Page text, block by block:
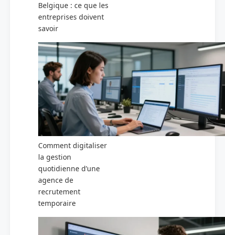
Belgique : ce que les
entreprises doivent
savoir
Comment digitaliser
la gestion
quotidienne d’une
agence de
recrutement
temporaire